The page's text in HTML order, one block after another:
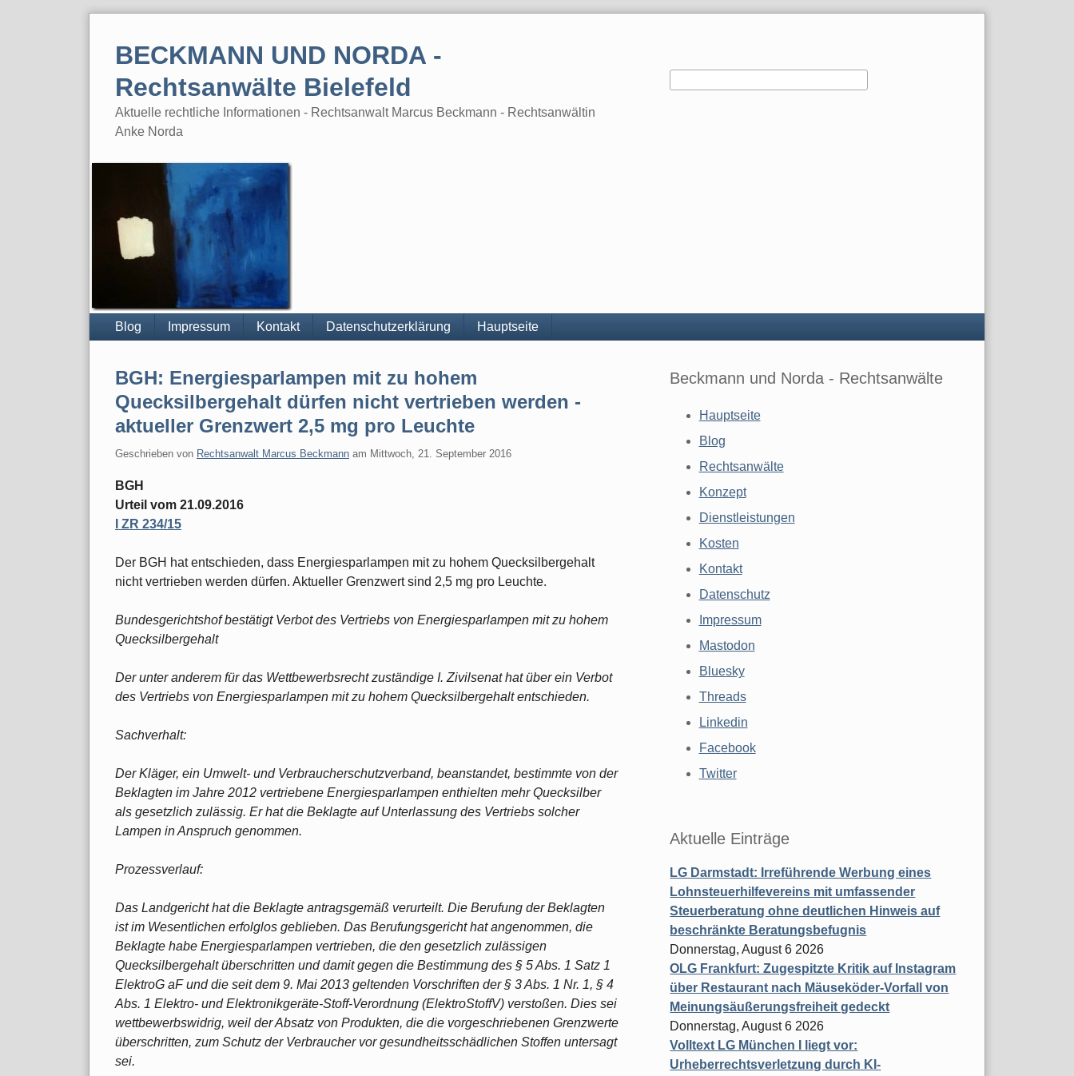
BECKMANN UND NORDA -
Rechtsanwälte Bielefeld
Aktuelle rechtliche Informationen - Rechtsanwalt Marcus Beckmann - Rechtsanwältin
Anke Norda
Blog Impressum Kontakt Datenschutzerklärung Hauptseite
BGH: Energiesparlampen mit zu hohem
Quecksilbergehalt dürfen nicht vertrieben werden -
aktueller Grenzwert 2,5 mg pro Leuchte
Geschrieben von Rechtsanwalt Marcus Beckmann am Mittwoch, 21. September 2016
BGH
Urteil vom 21.09.2016
I ZR 234/15
Der BGH hat entschieden, dass Energiesparlampen mit zu hohem Quecksilbergehalt
nicht vertrieben werden dürfen. Aktueller Grenzwert sind 2,5 mg pro Leuchte.
Bundesgerichtshof bestätigt Verbot des Vertriebs von Energiesparlampen mit zu hohem
Quecksilbergehalt
Der unter anderem für das Wettbewerbsrecht zuständige I. Zivilsenat hat über ein Verbot
des Vertriebs von Energiesparlampen mit zu hohem Quecksilbergehalt entschieden.
Sachverhalt:
Der Kläger, ein Umwelt- und Verbraucherschutzverband, beanstandet, bestimmte von der
Beklagten im Jahre 2012 vertriebene Energiesparlampen enthielten mehr Quecksilber
als gesetzlich zulässig. Er hat die Beklagte auf Unterlassung des Vertriebs solcher
Lampen in Anspruch genommen.
Prozessverlauf:
Das Landgericht hat die Beklagte antragsgemäß verurteilt. Die Berufung der Beklagten
ist im Wesentlichen erfolglos geblieben. Das Berufungsgericht hat angenommen, die
Beklagte habe Energiesparlampen vertrieben, die den gesetzlich zulässigen
Quecksilbergehalt überschritten und damit gegen die Bestimmung des § 5 Abs. 1 Satz 1
ElektroG aF und die seit dem 9. Mai 2013 geltenden Vorschriften der § 3 Abs. 1 Nr. 1, § 4
Abs. 1 Elektro- und Elektronikgeräte-Stoff-Verordnung (ElektroStoffV) verstoßen. Dies sei
wettbewerbswidrig, weil der Absatz von Produkten, die die vorgeschriebenen Grenzwerte
überschritten, zum Schutz der Verbraucher vor gesundheitsschädlichen Stoffen untersagt
sei.
Beckmann und Norda - Rechtsanwälte
Hauptseite
Blog
Rechtsanwälte
Konzept
Dienstleistungen
Kosten
Kontakt
Datenschutz
Impressum
Mastodon
Bluesky
Threads
Linkedin
Facebook
Twitter
Aktuelle Einträge
LG Darmstadt: Irreführende Werbung eines
Lohnsteuerhilfevereins mit umfassender
Steuerberatung ohne deutlichen Hinweis auf
beschränkte Beratungsbefugnis
Donnerstag, August 6 2026
OLG Frankfurt: Zugespitzte Kritik auf Instagram
über Restaurant nach Mäuseköder-Vorfall von
Meinungsäußerungsfreiheit gedeckt
Donnerstag, August 6 2026
Volltext LG München I liegt vor:
Urheberrechtsverletzung durch KI-